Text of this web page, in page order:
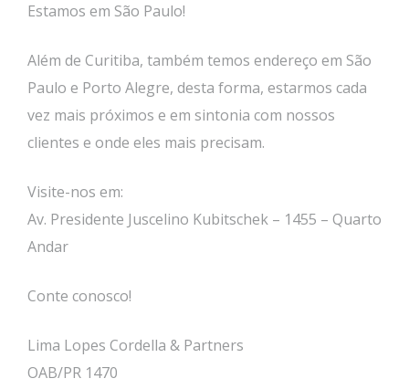
Estamos em São Paulo!
Além de Curitiba, também temos endereço em São
Paulo e Porto Alegre, desta forma, estarmos cada
vez mais próximos e em sintonia com nossos
clientes e onde eles mais precisam.
Visite-nos em:
Av. Presidente Juscelino Kubitschek – 1455 – Quarto
Andar
Conte conosco!
Lima Lopes Cordella & Partners
OAB/PR 1470